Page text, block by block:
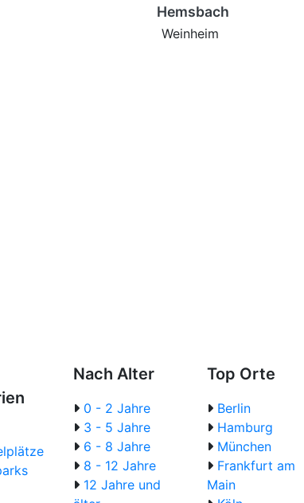
Hemsbach
Weinheim
Nach Alter
0 - 2 Jahre
3 - 5 Jahre
6 - 8 Jahre
8 - 12 Jahre
12 Jahre und
Top Orte
Berlin
Hamburg
München
Frankfurt am
Main